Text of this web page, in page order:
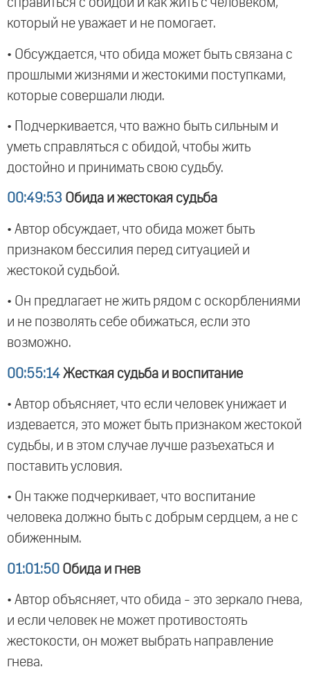
справиться с обидой и как жить с человеком,
который не уважает и не помогает.
• Обсуждается, что обида может быть связана с
прошлыми жизнями и жестокими поступками,
которые совершали люди.
• Подчеркивается, что важно быть сильным и
уметь справляться с обидой, чтобы жить
достойно и принимать свою судьбу.
00:49:53 Обида и жестокая судьба
• Автор обсуждает, что обида может быть
признаком бессилия перед ситуацией и
жестокой судьбой.
• Он предлагает не жить рядом с оскорблениями
и не позволять себе обижаться, если это
возможно.
00:55:14 Жесткая судьба и воспитание
• Автор объясняет, что если человек унижает и
издевается, это может быть признаком жестокой
судьбы, и в этом случае лучше разъехаться и
поставить условия.
• Он также подчеркивает, что воспитание
человека должно быть с добрым сердцем, а не с
обиженным.
01:01:50 Обида и гнев
• Автор объясняет, что обида - это зеркало гнева,
и если человек не может противостоять
жестокости, он может выбрать направление
гнева.